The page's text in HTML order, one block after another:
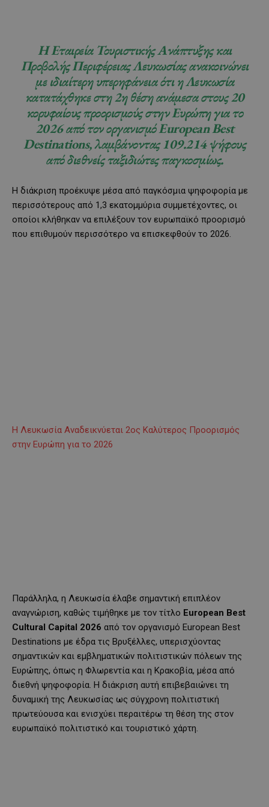
Η Εταιρεία Τουριστικής Ανάπτυξης και
Προβολής Περιφέρειας Λευκωσίας ανακοινώνει
με ιδιαίτερη υπερηφάνεια ότι η Λευκωσία
κατατάχθηκε στη 2η θέση ανάμεσα στους 20
κορυφαίους προορισμούς στην Ευρώπη για το
2026 από τον οργανισμό European Best
Destinations, λαμβάνοντας 109.214 ψήφους
από διεθνείς ταξιδιώτες παγκοσμίως.
Η διάκριση προέκυψε μέσα από παγκόσμια ψηφοφορία με
περισσότερους από 1,3 εκατομμύρια συμμετέχοντες, οι
οποίοι κλήθηκαν να επιλέξουν τον ευρωπαϊκό προορισμό
που επιθυμούν περισσότερο να επισκεφθούν το 2026.
Η Λευκωσία Αναδεικνύεται 2ος Καλύτερος Προορισμός
στην Ευρώπη για το 2026
Παράλληλα, η Λευκωσία έλαβε σημαντική επιπλέον
αναγνώριση, καθώς τιμήθηκε με τον τίτλο European Best
Cultural Capital 2026 από τον οργανισμό European Best
Destinations με έδρα τις Βρυξέλλες, υπερισχύοντας
σημαντικών και εμβληματικών πολιτιστικών πόλεων της
Ευρώπης, όπως η Φλωρεντία και η Κρακοβία, μέσα από
διεθνή ψηφοφορία. Η διάκριση αυτή επιβεβαιώνει τη
δυναμική της Λευκωσίας ως σύγχρονη πολιτιστική
πρωτεύουσα και ενισχύει περαιτέρω τη θέση της στον
ευρωπαϊκό πολιτιστικό και τουριστικό χάρτη.